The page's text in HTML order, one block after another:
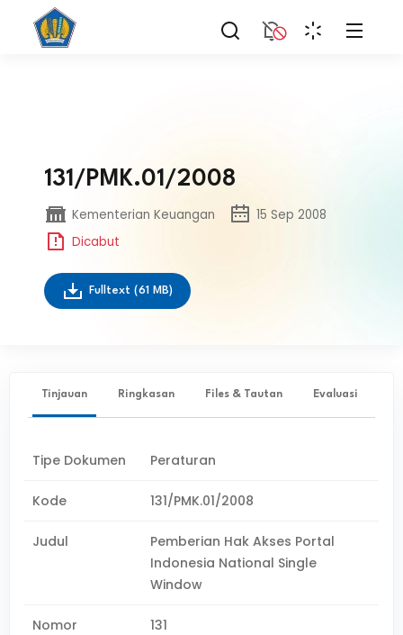
131/PMK.01/2008
Kementerian Keuangan
15 Sep 2008
Dicabut
Fulltext (61 MB)
Tinjauan Ringkasan Files & Tautan Evaluasi
Tipe Dokumen Peraturan
Kode 131/PMK.01/2008
Judul
Pemberian Hak Akses Portal
Indonesia National Single
Window
Nomor 131